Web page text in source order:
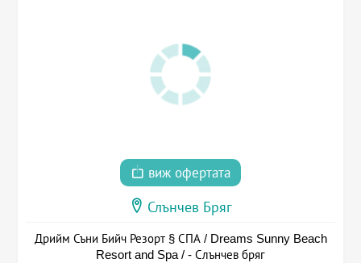
виж офертата
Слънчев Бряг
Дрийм Съни Бийч Резорт § СПА / Dreams Sunny Beach
Resort and Spa / - Слънчев бряг